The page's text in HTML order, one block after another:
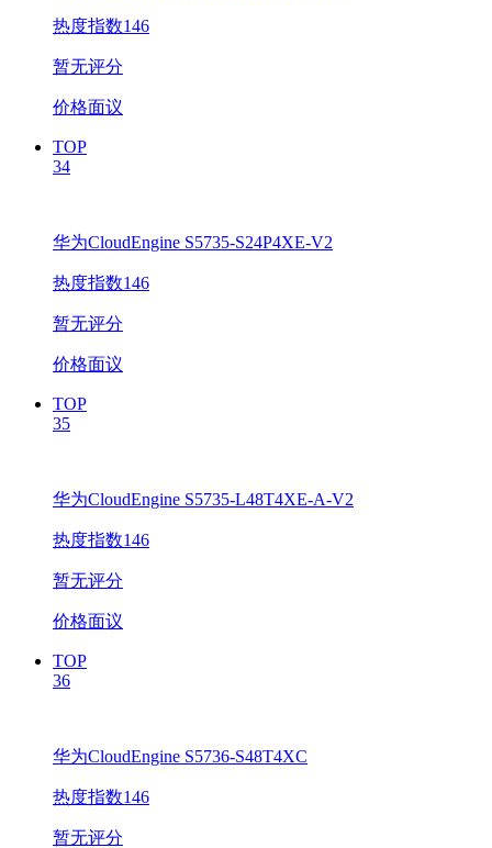
热度指数146
暂无评分
价格面议
TOP
34
华为CloudEngine S5735-S24P4XE-V2
热度指数146
暂无评分
价格面议
TOP
35
华为CloudEngine S5735-L48T4XE-A-V2
热度指数146
暂无评分
价格面议
TOP
36
华为CloudEngine S5736-S48T4XC
热度指数146
暂无评分